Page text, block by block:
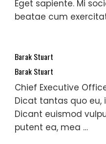
Eget sapiente. Mi
beatae cum
Barak Stuart
Barak Stuart
Chief Executive
Dicat tantas quo eu,
Dicant euismod
putent ea, mea …